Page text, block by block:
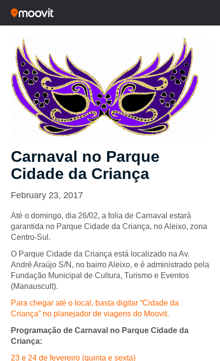
Carnaval no Parque
Cidade da Criança
February 23, 2017
Até o domingo, dia 26/02, a folia de Carnaval estará
garantida no Parque Cidade da Criança, no Aleixo, zona
Centro-Sul.
O Parque Cidade da Criança está localizado na Av.
André Araújo S/N, no bairro Aleixo, e é administrado pela
Fundação Municipal de Cultura, Turismo e Eventos
(Manauscult).
Para chegar até o local, basta digitar “Cidade da
Criança” no planejador de viagens do Moovit.
Programação de Carnaval no Parque Cidade da
Criança:
23 e 24 de fevereiro (quinta e sexta)